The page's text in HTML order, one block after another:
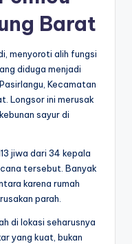
Barat
menyoroti alih fungsi
diduga menjadi
Kecamatan
Longsor ini merusak
sayur di
jiwa dari 34 kepala
tersebut. Banyak
karena rumah
parah.
di lokasi seharusnya
yang kuat, bukan